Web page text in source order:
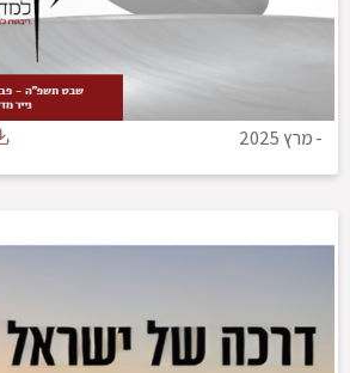
-מרץ 2025